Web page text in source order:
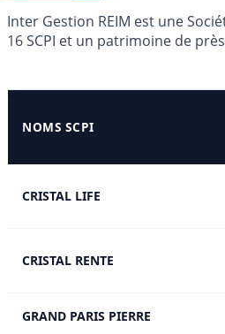
Inter Gestion REIM est une
16 SCPI et un patrimoine de
NOMS SCPI
CRISTAL LIFE
CRISTAL RENTE
GRAND PARIS PIERRE